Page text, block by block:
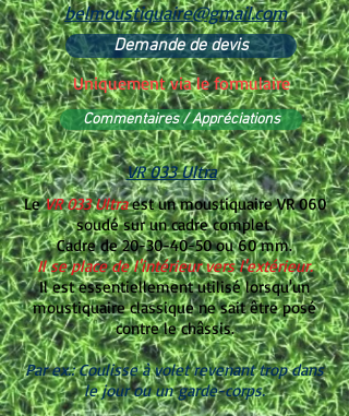
belmoustiquaire@gmail.com
Demande de devis
Uniquement via le formulaire
Commentaires / Appréciations
VR 033 Ultra
LeVR 033 Ultraest un moustiquaire VR 060
soudé sur un cadre complet.
Cadre de20-30-40-50ou 60 mm.
Il se place de l'intérieur vers l'extérieur.
Il est essentiellement utilisé lorsqu'un
moustiquaire classique ne sait être posé
contre le châssis.
Par ex.: Coulisse à volet revenant trop dans
le jour ou un garde-corps.